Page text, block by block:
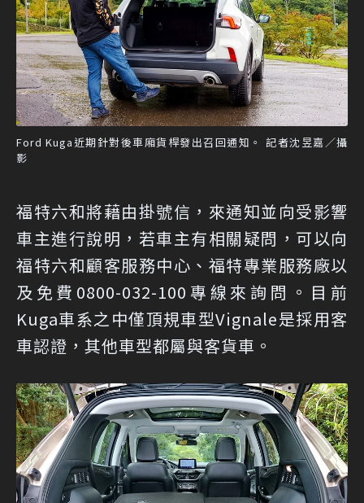
Ford Kuga近期針對後車廂貨桿發出召回通知。 記者沈昱嘉／攝
影
福特六和將藉由掛號信，來通知並向受影響
車主進行說明，若車主有相關疑問，可以向
福特六和顧客服務中心、福特專業服務廠以
及免費0800-032-100專線來詢問。目前
Kuga車系之中僅頂規車型Vignale是採用客
車認證，其他車型都屬與客貨車。